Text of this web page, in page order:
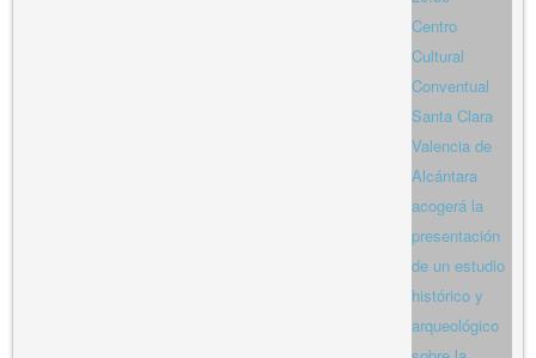
Centro
Cultural
Conventual
Santa Clara
Valencia de
Alcántara
acogerá la
presentación
de un estudio
histórico y
arqueológico